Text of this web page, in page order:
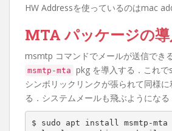
HW Addressを使っているのはmac
MTA パッケージの導
msmtp コマンドでメールが送信でき
msmtp-mta pkg を導入する．これ
シンボリックリンクが張られて同様
る．システムメールも飛ぶようになる
$ sudo apt install msmtp-mta